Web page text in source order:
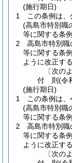
(施行期日)
1
この条例は、
(高島市特別職
等に関する条
2
高島市特別
等に関する条例
ように改正する
〔次の
付 則(令
(施行期日)
1
この条例は、
(高島市特別職
等に関する条
2
高島市特別
等に関する条例
ように改正する
〔次の